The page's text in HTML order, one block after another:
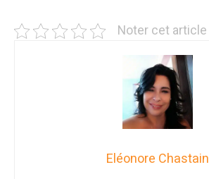
Noter cet article
Eléonore Chastain